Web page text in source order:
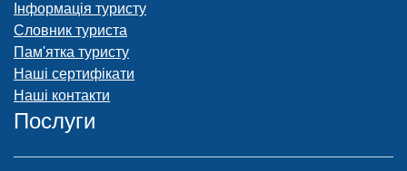
Інформація туристу
Словник туриста
Пам'ятка туристу
Наші сертифікати
Наші контакти
Послуги